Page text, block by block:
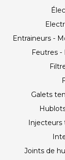
Entraineurs -
Feutres -
Galets
Injecteurs
Joints de